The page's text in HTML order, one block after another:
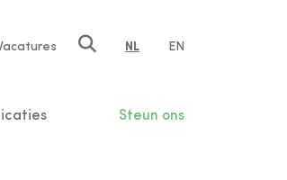
NL EN
Steun ons